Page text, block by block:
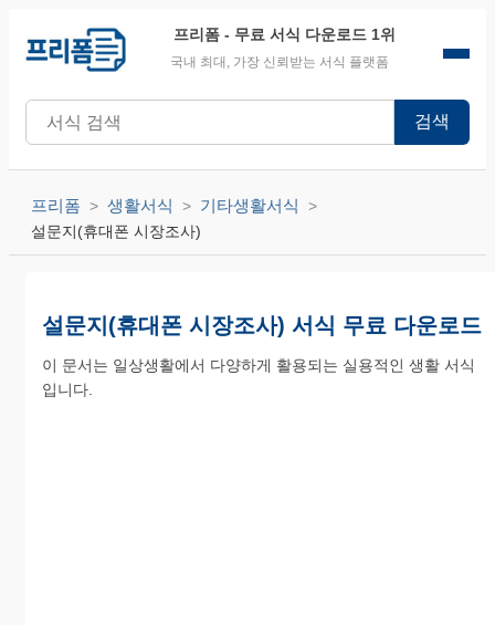
프리폼 - 무료 서식 다운로드 1위
국내 최대, 가장 신뢰받는 서식 플랫폼
검색
프리폼 생활서식 기타생활서식
설문지(휴대폰 시장조사)
설문지(휴대폰 시장조사) 서식 무료 다운로드
이 문서는 일상생활에서 다양하게 활용되는 실용적인 생활 서식
입니다.